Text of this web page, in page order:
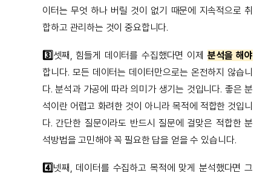
이터는 무엇 하나 버릴 것이 없기 때문에 지속적으로 취
합하고 관리하는 것이 중요합니다.
3️⃣셋째, 힘들게 데이터를 수집했다면 이제 분석을 해야
합니다. 모든 데이터는 데이터만으로는 온전하지 않습니
다. 분석과 가공에 따라 의미가 생기는 것입니다. 좋은 분
석이란 어렵고 화려한 것이 아니라 목적에 적합한 것입니
다. 간단한 질문이라도 반드시 질문에 걸맞은 적합한 분
석방법을 고민해야 꼭 필요한 답을 얻을 수 있습니다.
4️⃣넷째, 데이터를 수집하고 목적에 맞게 분석했다면 그